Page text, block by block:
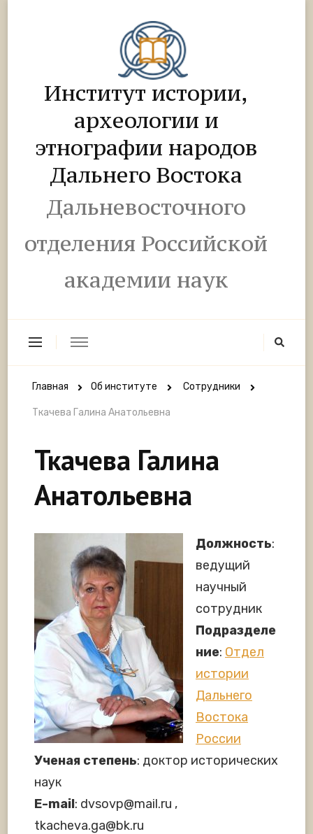
Институт истории,
археологии и
этнографии народов
Дальнего Востока
Дальневосточного
отделения Российской
академии наук
Главная Об институте Сотрудники
Ткачева Галина Анатольевна
Ткачева Галина
Анатольевна
Должность:
ведущий
научный
сотрудник
Подразделе
ние: Отдел
истории
Дальнего
Востока
России
Ученая степень: доктор исторических
наук
E-mail: dvsovp@mail.ru ,
tkacheva.ga@bk.ru